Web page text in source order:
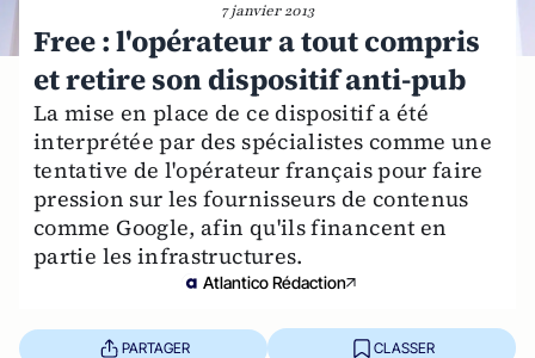
7 janvier 2013
Free : l'opérateur a tout compris
et retire son dispositif anti-pub
La mise en place de ce dispositif a été
interprétée par des spécialistes comme une
tentative de l'opérateur français pour faire
pression sur les fournisseurs de contenus
comme Google, afin qu'ils financent en
partie les infrastructures.
Atlantico Rédaction
PARTAGER CLASSER